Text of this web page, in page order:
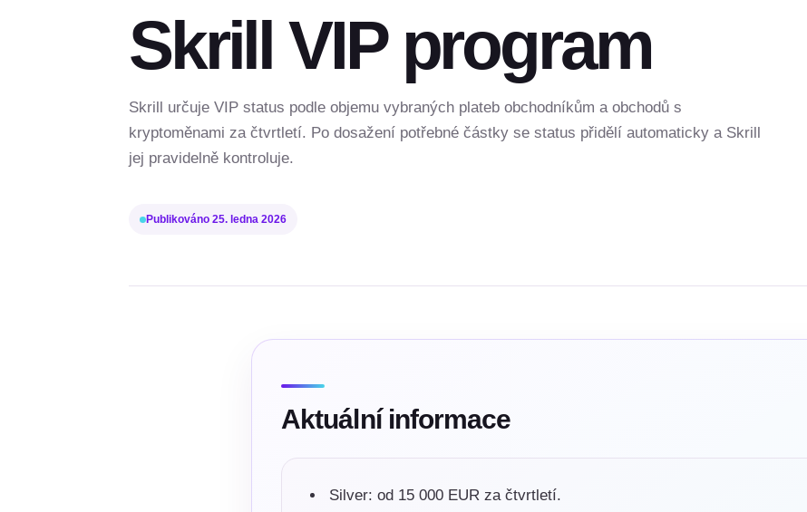
Skrill VIP program
Skrill určuje VIP status podle objemu vybraných plateb obchodníkům a obchodů s
kryptoměnami za čtvrtletí. Po dosažení potřebné částky se status přidělí automaticky a Skrill
jej pravidelně kontroluje.
Publikováno 25. ledna 2026
Aktuální informace
Silver: od 15 000 EUR za čtvrtletí.